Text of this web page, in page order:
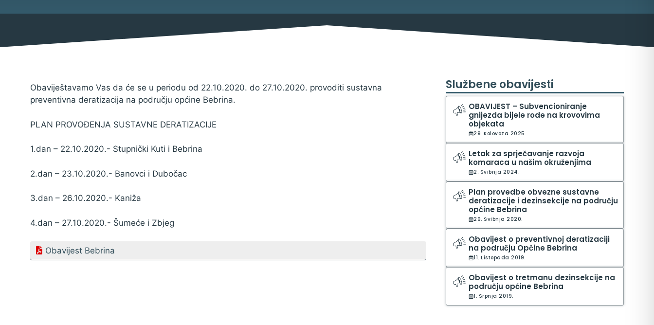
Savjet mladih Općine Bebrina
Imovina
Sponzorstva i donacije
Službene obavijesti
Natječaji za udruge
Natječaji za zapošljavanje
Obaviještavamo Vas da će se u periodu od 22.10.2020. do 27.10.2020. provoditi sustavna
preventivna deratizacija na području općine Bebrina.
PLAN PROVOĐENJA SUSTAVNE DERATIZACIJE
1.dan – 22.10.2020.- Stupnički Kuti i Bebrina
2.dan – 23.10.2020.- Banovci i Dubočac
3.dan – 26.10.2020.- Kaniža
4.dan – 27.10.2020.- Šumeće i Zbjeg
Obavijest Bebrina
Službene obavijesti
OBAVIJEST – Subvencioniranje
gnijezda bijele rode na krovovima
objekata
29. Kolovoza 2025.
Letak za sprječavanje razvoja
komaraca u našim okruženjima
2. Svibnja 2024.
Plan provedbe obvezne sustavne
deratizacije i dezinsekcije na području
općine Bebrina
29. Svibnja 2020.
Obavijest o preventivnoj deratizaciji
na području Općine Bebrina
11. Listopada 2019.
Obavijest o tretmanu dezinsekcije na
području općine Bebrina
1. Srpnja 2019.